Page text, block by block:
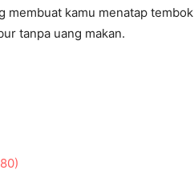
kamu menatap tembok
tanpa uang makan.